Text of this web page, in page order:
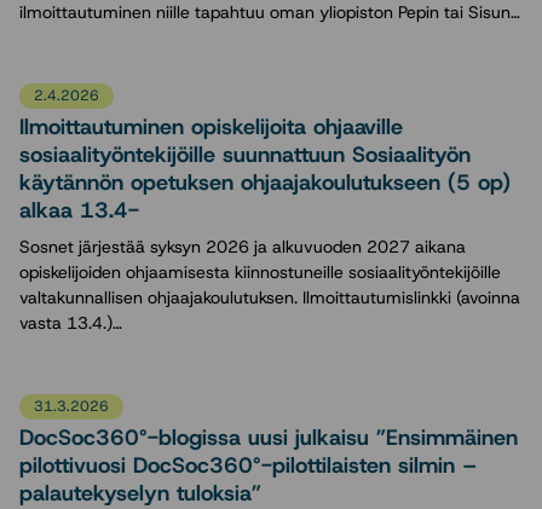
ilmoittautuminen niille tapahtuu oman yliopiston Pepin tai Sisun…
2.4.2026
Ilmoittautuminen opiskelijoita ohjaaville
sosiaalityöntekijöille suunnattuun Sosiaalityön
käytännön opetuksen ohjaajakoulutukseen (5 op)
alkaa 13.4-
Sosnet järjestää syksyn 2026 ja alkuvuoden 2027 aikana
opiskelijoiden ohjaamisesta kiinnostuneille sosiaalityöntekijöille
valtakunnallisen ohjaajakoulutuksen. Ilmoittautumislinkki (avoinna
vasta 13.4.)…
31.3.2026
DocSoc360°-blogissa uusi julkaisu ”Ensimmäinen
pilottivuosi DocSoc360°-pilottilaisten silmin –
palautekyselyn tuloksia”